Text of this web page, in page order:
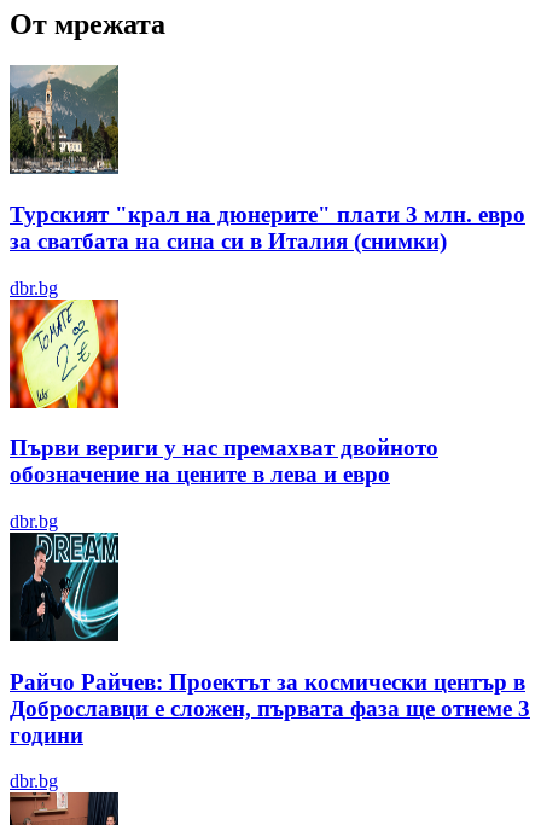
От мрежата
Турският "крал на дюнерите" плати 3 млн. евро
за сватбата на сина си в Италия (снимки)
dbr.bg
Първи вериги у нас премахват двойното
обозначение на цените в лева и евро
dbr.bg
Райчо Райчев: Проектът за космически център в
Доброславци е сложен, първата фаза ще отнеме 3
години
dbr.bg